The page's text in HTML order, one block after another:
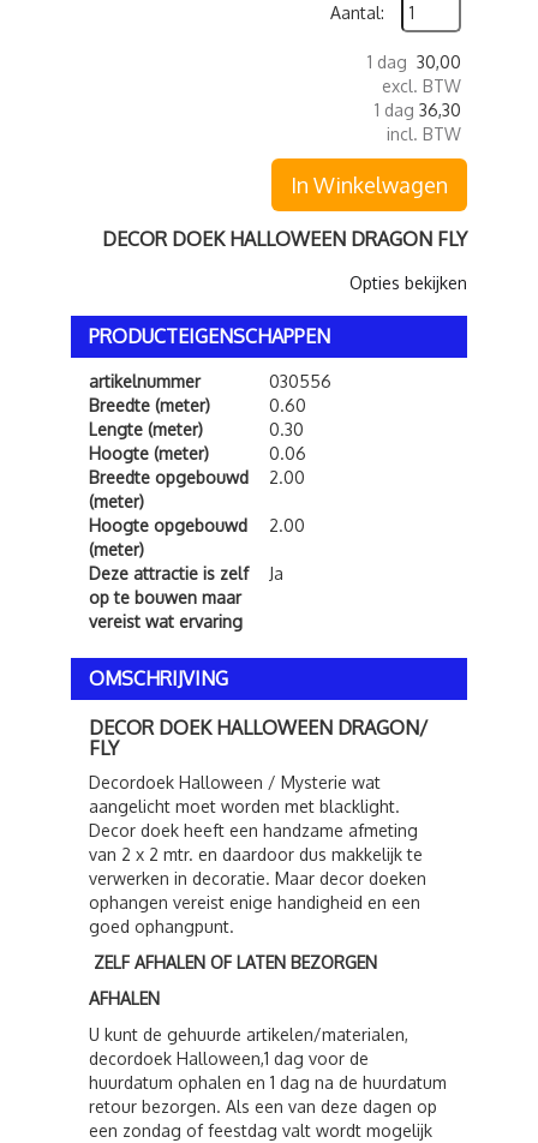
Aantal:
1 dag 30,00
excl. BTW
1 dag 36,30
incl. BTW
In Winkelwagen
DECOR DOEK HALLOWEEN DRAGON FLY
Opties bekijken
PRODUCTEIGENSCHAPPEN
artikelnummer
030556
Breedte (meter)
0.60
Lengte (meter)
0.30
Hoogte (meter)
0.06
Breedte opgebouwd
(meter)
2.00
Hoogte opgebouwd
(meter)
2.00
Deze attractie is zelf
op te bouwen maar
vereist wat ervaring
Ja
OMSCHRIJVING
DECOR DOEK HALLOWEEN DRAGON/
FLY
Decordoek Halloween / Mysterie wat
aangelicht moet worden met blacklight.
Decor doek heeft een handzame afmeting
van 2 x 2 mtr. en daardoor dus makkelijk te
verwerken in decoratie. Maar decor doeken
ophangen vereist enige handigheid en een
goed ophangpunt.
ZELF AFHALEN OF LATEN BEZORGEN
AFHALEN
U kunt de gehuurde artikelen/materialen,
decordoek Halloween,1 dag voor de
huurdatum ophalen en 1 dag na de huurdatum
retour bezorgen. Als een van deze dagen op
een zondag of feestdag valt wordt mogelijk